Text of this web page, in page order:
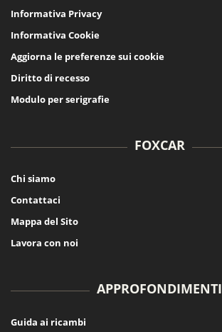
Informativa Privacy
Informativa Cookie
Aggiorna le preferenze sui cookie
Diritto di recesso
Modulo per serigrafie
FOXCAR
Chi siamo
Contattaci
Mappa del Sito
Lavora con noi
APPROFONDIMENTI
Guida ai ricambi